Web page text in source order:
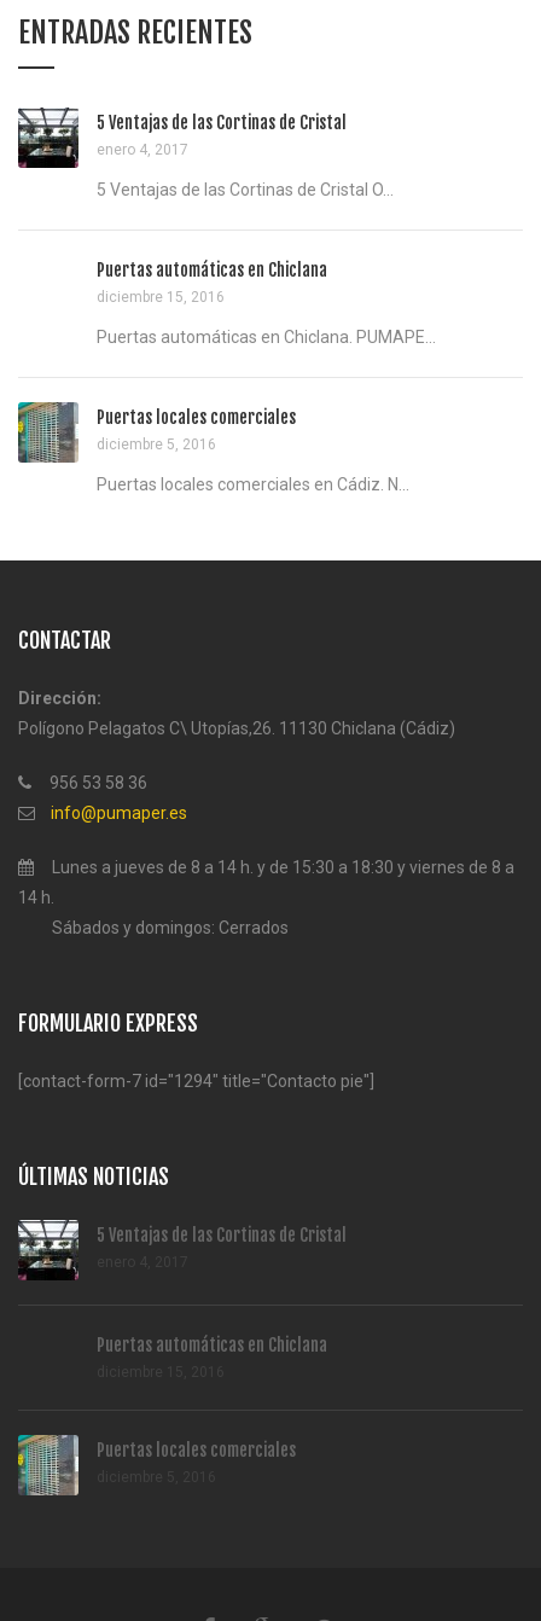
ENTRADAS RECIENTES
5 Ventajas de las Cortinas de Cristal
enero 4, 2017
5 Ventajas de las Cortinas de Cristal O...
Puertas automáticas en Chiclana
diciembre 15, 2016
Puertas automáticas en Chiclana. PUMAPE...
Puertas locales comerciales
diciembre 5, 2016
Puertas locales comerciales en Cádiz. N...
CONTACTAR
Dirección:
Polígono Pelagatos C\ Utopías,26. 11130 Chiclana (Cádiz)
956 53 58 36
info@pumaper.es
Lunes a jueves de 8 a 14 h. y de 15:30 a 18:30 y viernes de 8 a
14 h.
Sábados y domingos: Cerrados
FORMULARIO EXPRESS
[contact-form-7 id="1294" title="Contacto pie"]
ÚLTIMAS NOTICIAS
5 Ventajas de las Cortinas de Cristal
Puertas automáticas en Chiclana
Puertas locales comerciales